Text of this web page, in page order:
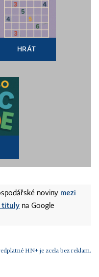
HRÁT
noviny mezi
tituly na Google
HN+ je zcela bez reklam.